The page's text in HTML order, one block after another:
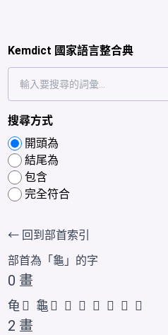
Kemdict 國家語言整合典
搜尋方式
開頭為
結尾為
包含
完全符合
← 回到部首索引
部首為「 龜 」的字
0 畫
龟 𬺞 龜 𪚦 𪛉 𮯟 𮯝 𮯞 𮯛 𮯜
2 畫